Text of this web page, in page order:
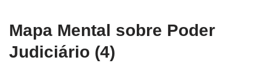
Mapa Mental sobre Poder
Judiciário (4)